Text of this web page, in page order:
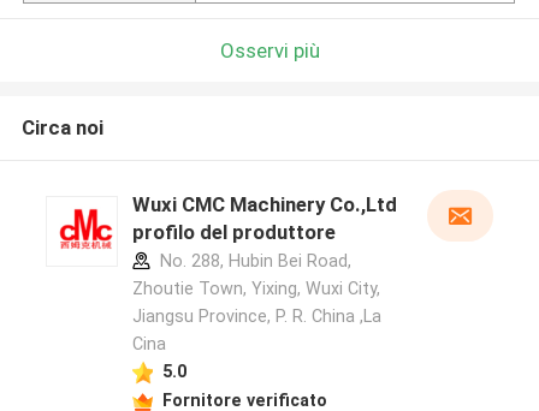
Osservi più
Circa noi
Wuxi CMC Machinery Co.,Ltd
profilo del produttore
No. 288, Hubin Bei Road,
Zhoutie Town, Yixing, Wuxi City,
Jiangsu Province, P. R. China ,La
Cina
5.0
Fornitore verificato